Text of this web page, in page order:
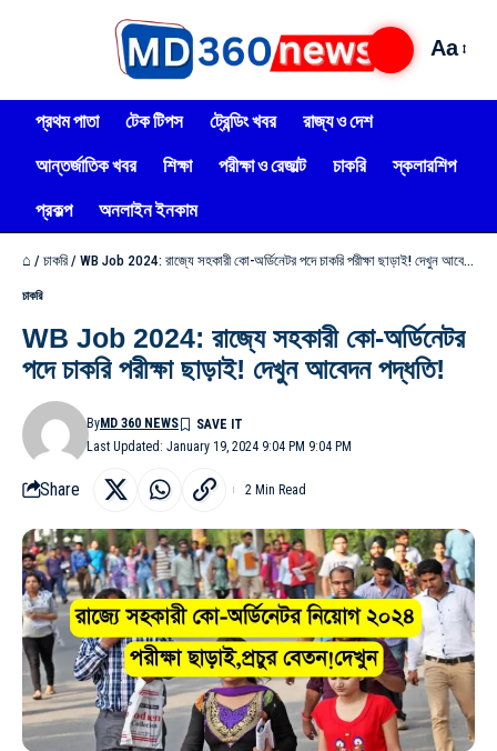
Aa
প্রথম পাতা টেক টিপস ট্রেন্ডিং খবর
রাজ্য ও দেশ
আন্তর্জাতিক খবর
শিক্ষা পরীক্ষা ও রেজাল্ট চাকরি
স্কলারশিপ
প্রকল্প
অনলাইন ইনকাম
⌂ / চাকরি / WB Job 2024: রাজ্যে সহকারী কো-অর্ডিনেটর পদে চাকরি পরীক্ষা ছাড়াই! দেখুন আবেদন পদ্ধতি!
চাকরি
WB Job 2024: রাজ্যে সহকারী কো-অর্ডিনেটর
পদে চাকরি পরীক্ষা ছাড়াই! দেখুন আবেদন পদ্ধতি!
Last Updated: January 19, 2024 9:04 PM 9:04 PM
ByMD 360 NEWS
Share 2 Min Read